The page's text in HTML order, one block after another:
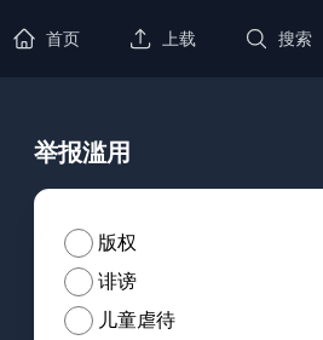
首页 上载 搜索
举报滥用
版权
诽谤
儿童虐待